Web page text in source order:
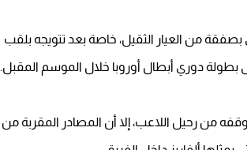
من العيار الثقيل، خاصة بعد تتويجه بلقب
بطولة دوري أبطال أوروبا خلال الموسم المقبل.
من رحيل اللاعب، إلا أن المصادر المقربة من